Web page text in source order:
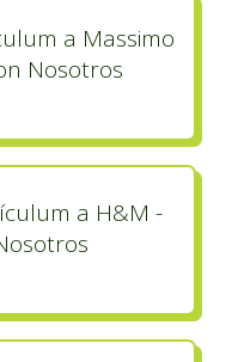
a Massimo
Nosotros
a H&M -